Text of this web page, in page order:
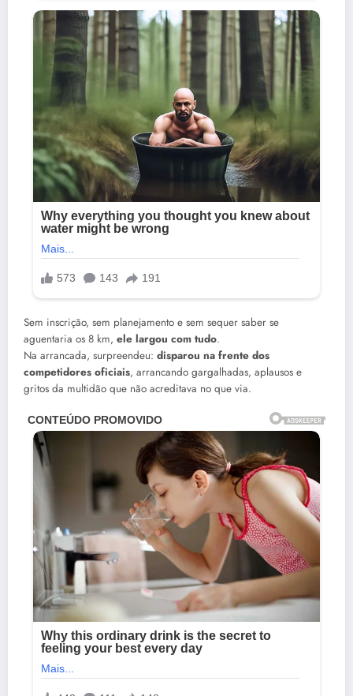
Sem inscrição, sem planejamento e sem sequer saber se
aguentaria os 8 km, ele largou com tudo.
Na arrancada, surpreendeu: disparou na frente dos
competidores oficiais, arrancando gargalhadas, aplausos e
gritos da multidão que não acreditava no que via.